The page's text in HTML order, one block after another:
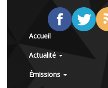
Accueil
Actualité
Émissions